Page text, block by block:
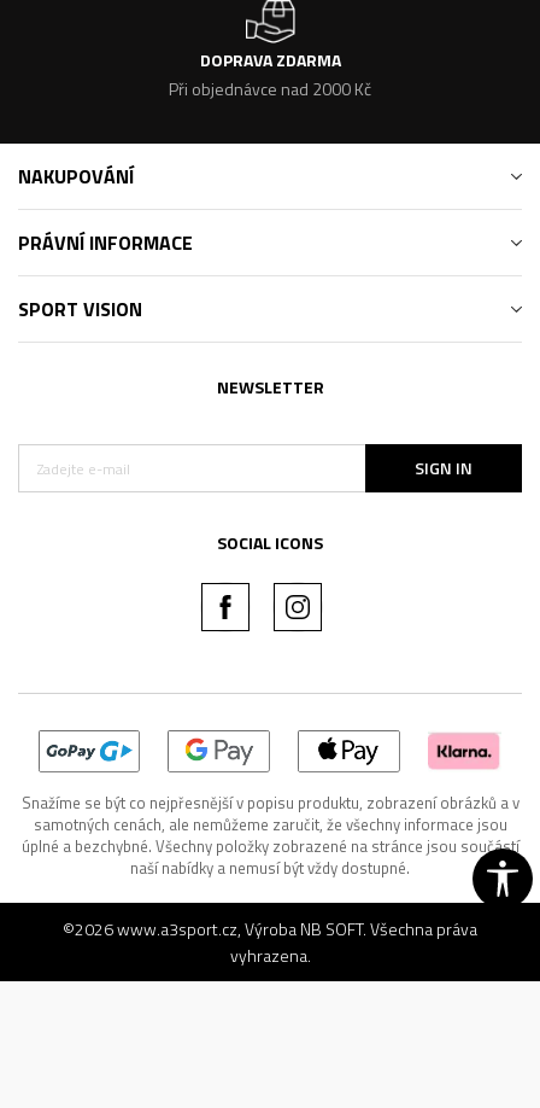
DOPRAVA ZDARMA
Při objednávce nad 2000 Kč
NAKUPOVÁNÍ
PRÁVNÍ INFORMACE
SPORT VISION
NEWSLETTER
SIGN IN
SOCIAL ICONS
Snažíme se být co nejpřesnější v popisu produktu, zobrazení obrázků a v
samotných cenách, ale nemůžeme zaručit, že všechny informace jsou
úplné a bezchybné. Všechny položky zobrazené na stránce jsou součástí
naší nabídky a nemusí být vždy dostupné.
©2026www.a3sport.cz, VýrobaNB SOFT. Všechna práva
vyhrazena.